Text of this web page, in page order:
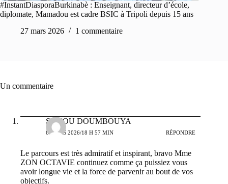
#InstantDiasporaBurkinabè : Enseignant, directeur d’école,
diplomate, Mamadou est cadre BSIC à Tripoli depuis 15 ans
27 mars 2026
1 commentaire
Un commentaire
SANOU DOUMBOUYA
6 MARS 2026/18 H 57 MIN RÉPONDRE
Le parcours est très admiratif et inspirant, bravo Mme
ZON OCTAVIE continuez comme ça puissiez vous
avoir longue vie et la force de parvenir au bout de vos
objectifs.